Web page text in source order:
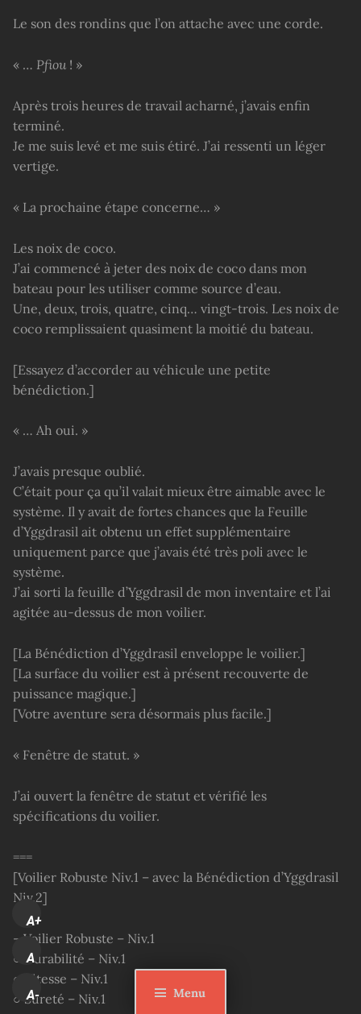
Menu
Le son des rondins que l’on attache avec une corde.
« … Pfiou! »
Après trois heures de travail acharné, j’avais enfin
terminé.
Je me suis levé et me suis étiré. J’ai ressenti un léger
vertige.
« La prochaine étape concerne… »
Les noix de coco.
J’ai commencé à jeter des noix de coco dans mon
bateau pour les utiliser comme source d’eau.
Une, deux, trois, quatre, cinq… vingt-trois. Les noix de
coco remplissaient quasiment la moitié du bateau.
[Essayez d’accorder au véhicule une petite
bénédiction.]
« … Ah oui. »
J’avais presque oublié.
C’était pour ça qu’il valait mieux être aimable avec le
système. Il y avait de fortes chances que la Feuille
d’Yggdrasil ait obtenu un effet supplémentaire
uniquement parce que j’avais été très poli avec le
système.
J’ai sorti la feuille d’Yggdrasil de mon inventaire et l’ai
agitée au-dessus de mon voilier.
[La Bénédiction d’Yggdrasil enveloppe le voilier.]
[La surface du voilier est à présent recouverte de
puissance magique.]
[Votre aventure sera désormais plus facile.]
« Fenêtre de statut. »
J’ai ouvert la fenêtre de statut et vérifié les
spécifications du voilier.
===
[Voilier Robuste Niv.1 – avec la Bénédiction d’Yggdrasil
Niv.2]
– Voilier Robuste – Niv.1
○ Durabilité – Niv.1
○ Vitesse – Niv.1
○ Sûreté – Niv.1
A+
A
A-